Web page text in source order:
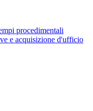
procedimentali
e acquisizione d'ufficio